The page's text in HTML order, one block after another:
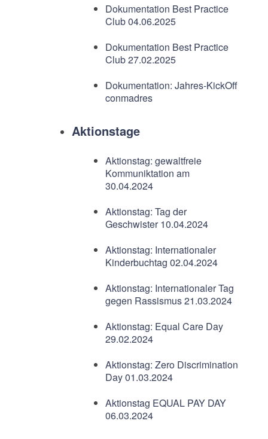
Dokumentation Best Practice
Club 04.06.2025
Dokumentation Best Practice
Club 27.02.2025
Dokumentation: Jahres-KickOff
conmadres
Aktionstage
Aktionstag: gewaltfreie
Kommuniktation am
30.04.2024
Aktionstag: Tag der
Geschwister 10.04.2024
Aktionstag: Internationaler
Kinderbuchtag 02.04.2024
Aktionstag: Internationaler Tag
gegen Rassismus 21.03.2024
Aktionstag: Equal Care Day
29.02.2024
Aktionstag: Zero Discrimination
Day 01.03.2024
Aktionstag EQUAL PAY DAY
06.03.2024